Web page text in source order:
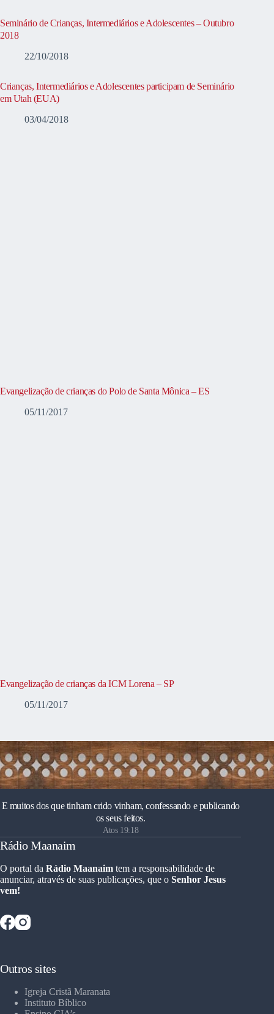
Seminário de Crianças, Intermediários e Adolescentes – Outubro
2018
22/10/2018
Crianças, Intermediários e Adolescentes participam de Seminário
em Utah (EUA)
03/04/2018
Evangelização de crianças do Polo de Santa Mônica – ES
05/11/2017
Evangelização de crianças da ICM Lorena – SP
05/11/2017
E muitos dos que tinham crido vinham, confessando e publicando
os seus feitos.
Atos 19:18
Rádio Maanaim
O portal da Rádio Maanaim tem a responsabilidade de
anunciar, através de suas publicações, que o Senhor Jesus
vem!
Outros sites
Igreja Cristã Maranata
Instituto Bíblico